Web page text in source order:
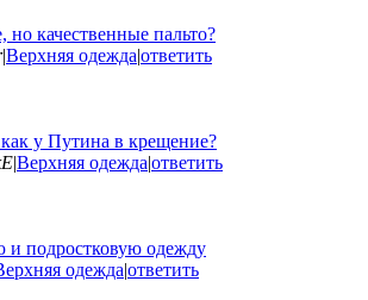
качественные пальто?
|Верхняя одежда|ответить
у Путина в крещение?
|Верхняя одежда|ответить
и подростковую одежду
одежда|ответить